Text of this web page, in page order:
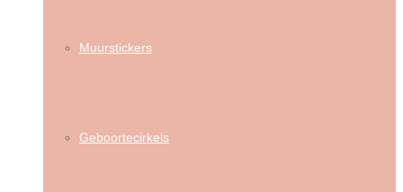
Muurstickers
Geboortecirkels